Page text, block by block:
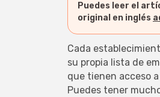
Puedes leer el
original en inglés
Cada
su propia lista de
que tienen acceso a
Puedes tener